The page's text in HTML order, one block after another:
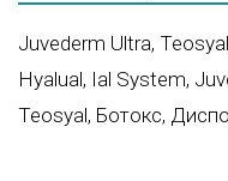
Juvederm Ultra, Teosyal
Hyalual, Ial System,
Teosyal, Ботокс,